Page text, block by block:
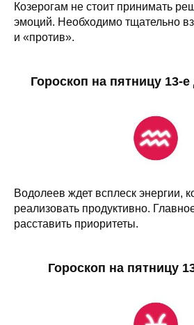
Козерогам не стоит принимать
эмоций. Необходимо тщательно
и «против».
Гороскоп на пятницу 13-
Водолеев ждет всплеск энергии,
реализовать продуктивно.
расставить приоритеты.
Гороскоп на пятницу